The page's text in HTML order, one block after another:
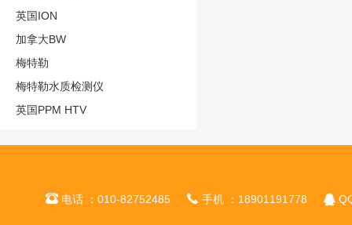
英国ION
加拿大BW
梅特勒
梅特勒水质检测仪
英国PPM HTV
电话 ：010-82752485  手机 ：18901191778 